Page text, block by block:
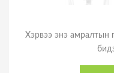
Хэрвээ энэ амралтын